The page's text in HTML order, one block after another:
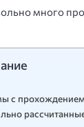
много
с